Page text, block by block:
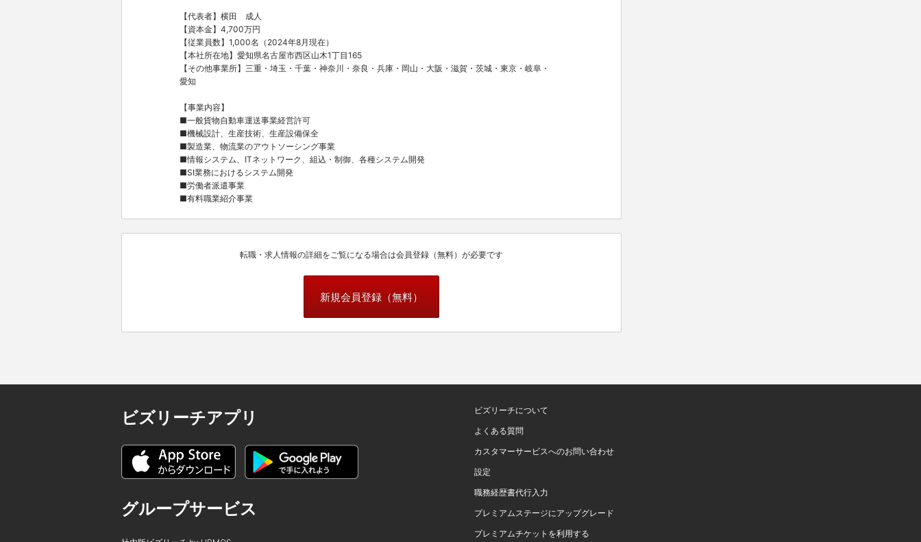
【代表者】横田 成人
【資本金】4,700万円
【従業員数】1,000名（2024年8月現在）
【本社所在地】愛知県名古屋市西区山木1丁目165
【その他事業所】三重・埼玉・千葉・神奈川・奈良・兵庫・岡山・大阪・滋賀・茨城・東京・岐阜・
愛知
【事業内容】
■一般貨物自動車運送事業経営許可
■機械設計、生産技術、生産設備保全
■製造業、物流業のアウトソーシング事業
■情報システム、ITネットワーク、組込・制御、各種システム開発
■SI業務におけるシステム開発
■労働者派遣事業
■有料職業紹介事業
転職・求人情報の詳細をご覧になる場合は会員登録（無料）が必要です
新規会員登録（無料）
ビズリーチアプリ
グループサービス
ビズリーチについて
よくある質問
カスタマーサービスへのお問い合わせ
設定
職務経歴書代行入力
プレミアムステージにアップグレード
プレミアムチケットを利用する